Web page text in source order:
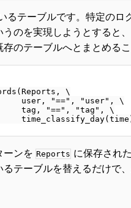
るテーブルです。特定のロ
のを実現しようとすると
のテーブルへとまとめる
\
user, "==", "user", \
tag, "==", "tag", \
ーンを Reports に保存され
テーブルを替えるだけで